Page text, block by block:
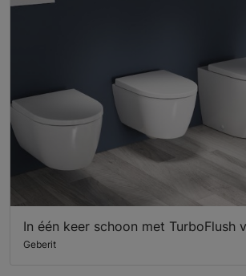
In één keer schoon met TurboFlush
Geberit